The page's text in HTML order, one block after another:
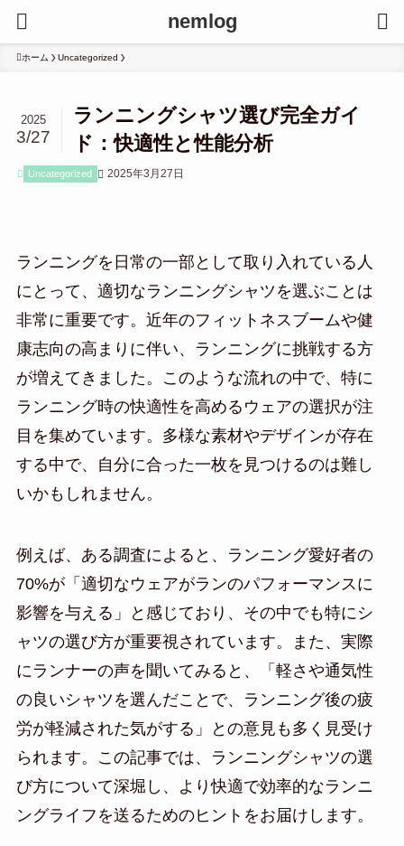
nemlog
ホーム Uncategorized
ランニングシャツ選び完全ガイ
ド：快適性と性能分析
2025
3/27
Uncategorized 2025年3月27日
ランニングを日常の一部として取り入れている人
にとって、適切なランニングシャツを選ぶことは
非常に重要です。近年のフィットネスブームや健
康志向の高まりに伴い、ランニングに挑戦する方
が増えてきました。このような流れの中で、特に
ランニング時の快適性を高めるウェアの選択が注
目を集めています。多様な素材やデザインが存在
する中で、自分に合った一枚を見つけるのは難し
いかもしれません。
例えば、ある調査によると、ランニング愛好者の
70%が「適切なウェアがランのパフォーマンスに
影響を与える」と感じており、その中でも特にシ
ャツの選び方が重要視されています。また、実際
にランナーの声を聞いてみると、「軽さや通気性
の良いシャツを選んだことで、ランニング後の疲
労が軽減された気がする」との意見も多く見受け
られます。この記事では、ランニングシャツの選
び方について深堀し、より快適で効率的なランニ
ングライフを送るためのヒントをお届けします。